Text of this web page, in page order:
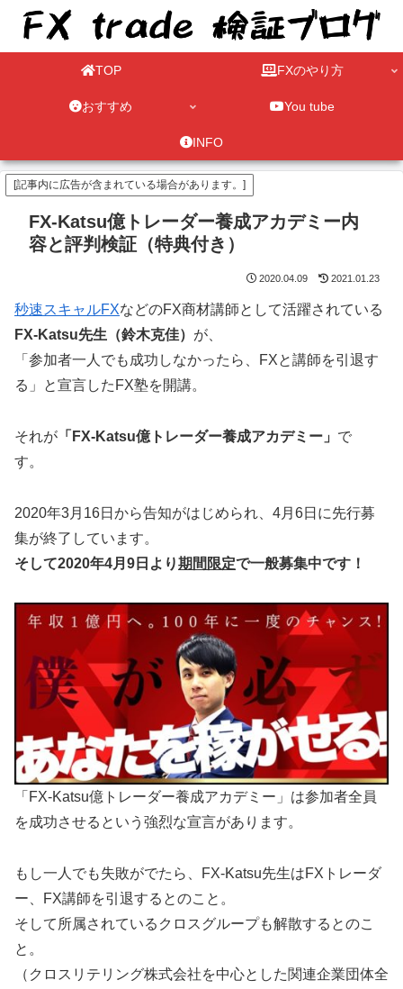
TOP FXのやり方
おすすめ You tube
INFO
[記事内に広告が含まれている場合があります。]
FX-Katsu億トレーダー養成アカデミー内
容と評判検証（特典付き）
2020.04.09 2021.01.23
秒速スキャルFXなどのFX商材講師として活躍されている
FX-Katsu先生（鈴木克佳） が、
「参加者一人でも成功しなかったら、FXと講師を引退す
る」と宣言したFX塾を開講。
それが 「FX-Katsu億トレーダー養成アカデミー」 で
す。
2020年3月16日から告知がはじめられ、4月6日に先行募
集が終了しています。
そして2020年4月9日より期間限定で一般募集中です！
「FX-Katsu億トレーダー養成アカデミー」は参加者全員
を成功させるという強烈な宣言があります。
もし一人でも失敗がでたら、FX-Katsu先生はFXトレーダ
ー、FX講師を引退するとのこと。
そして所属されているクロスグループも解散するとのこ
と。
（クロスリテリング株式会社を中心とした関連企業団体全